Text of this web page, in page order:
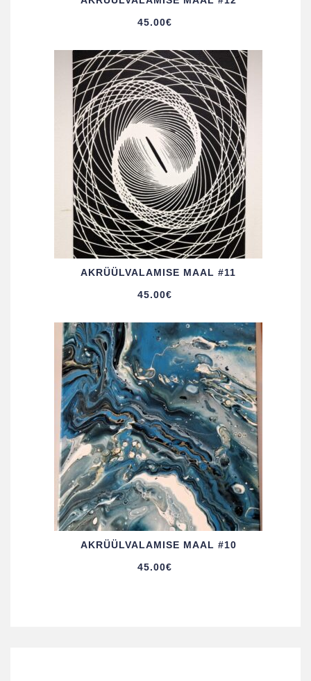
45.00€
AKRÜÜL­VALAMISE MAAL #11
45.00€
AKRÜÜL­VALAMISE MAAL #10
45.00€